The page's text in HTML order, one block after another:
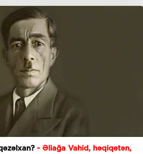
- Əliağa Vahid, həqiqətən,